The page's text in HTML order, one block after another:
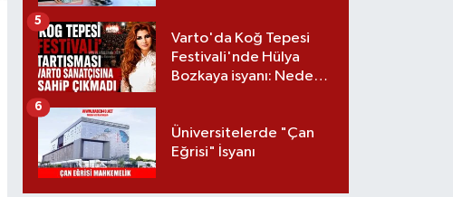
Varto'da Koğ Tepesi
Festivali'nde Hülya
Bozkaya isyanı: Neden
5
Üniversitelerde "Çan
Eğrisi" İsyanı
6